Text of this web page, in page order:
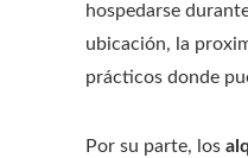
hospedarse
ubicación, la
prácticos donde
Por su parte, los